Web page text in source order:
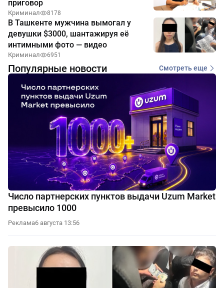
приговор
Криминал 8178
В Ташкенте мужчина вымогал у
девушки $3000, шантажируя её
интимными фото — видео
Криминал 6951
Популярные новости Смотреть еще
Число партнерских пунктов выдачи Uzum Market
превысило 1000
Реклама6 августа 13:56